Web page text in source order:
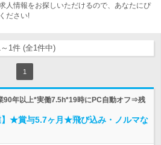
人情報をお探しいただけるので、あなたにぴ
ださい!
1件 (全1件中)
1
90年以上*実働7.5h*19時にPC自動オフ⇒残
】★賞与5.7ヶ月★飛び込み・ノルマな